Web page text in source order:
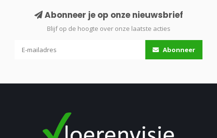
Abonneer je op onze nieuwsbrief
Blijf op de hoogte over onze laatste acties
Abonneer